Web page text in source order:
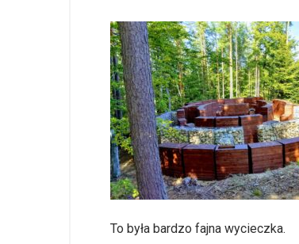
To była bardzo fajna wycieczka.